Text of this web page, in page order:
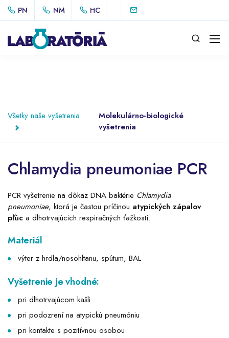
PN NM HC
Všetky naše vyšetrenia
Molekulárno-biologické
vyšetrenia
Chlamydia pneumoniae PCR
PCR vyšetrenie na dôkaz DNA baktérie Chlamydia
pneumoniae, ktorá je častou príčinou atypických zápalov
pľúc a dlhotrvajúcich respiračných ťažkostí.
Materiál
výter z hrdla/nosohltanu, spútum, BAL
Vyšetrenie je vhodné:
pri dlhotrvajúcom kašli
pri podozrení na atypickú pneumóniu
pri kontakte s pozitívnou osobou